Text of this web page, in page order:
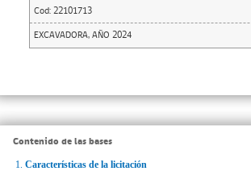
Cod: 22101713
EXCAVADORA, AÑO 2024
Contenido de las bases
1. Características de la licitación